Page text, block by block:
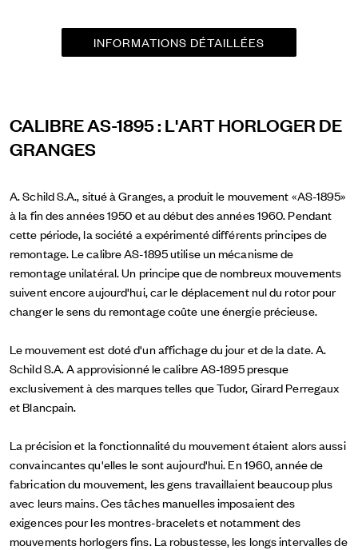
INFORMATIONS DÉTAILLÉES
CALIBRE AS-1895 : L'ART HORLOGER DE
GRANGES
A. Schild S.A., situé à Granges, a produit le mouvement «AS-1895»
à la fin des années 1950 et au début des années 1960. Pendant
cette période, la société a expérimenté différents principes de
remontage. Le calibre AS-1895 utilise un mécanisme de
remontage unilatéral. Un principe que de nombreux mouvements
suivent encore aujourd'hui, car le déplacement nul du rotor pour
changer le sens du remontage coûte une énergie précieuse.
Le mouvement est doté d'un affichage du jour et de la date. A.
Schild S.A. A approvisionné le calibre AS-1895 presque
exclusivement à des marques telles que Tudor, Girard Perregaux
et Blancpain.
La précision et la fonctionnalité du mouvement étaient alors aussi
convaincantes qu'elles le sont aujourd'hui. En 1960, année de
fabrication du mouvement, les gens travaillaient beaucoup plus
avec leurs mains. Ces tâches manuelles imposaient des
exigences pour les montres-bracelets et notamment des
mouvements horlogers fins. La robustesse, les longs intervalles de